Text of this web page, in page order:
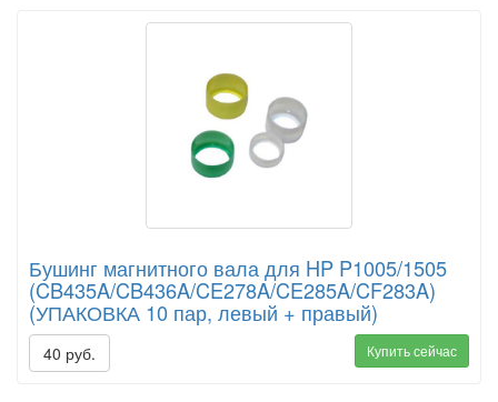
Бушинг магнитного вала для HP P1005/1505
(CB435A/CB436A/CE278A/CE285A/CF283A)
(УПАКОВКА 10 пар, левый + правый)
40 руб. Купить сейчас